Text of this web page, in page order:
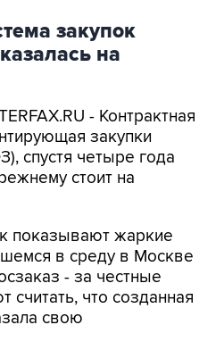
закупок
на
- Контрактная
закупки
спустя четыре года
стоит на
показывают жаркие
в среду в Москве
- за честные
считать, что созданная
свою